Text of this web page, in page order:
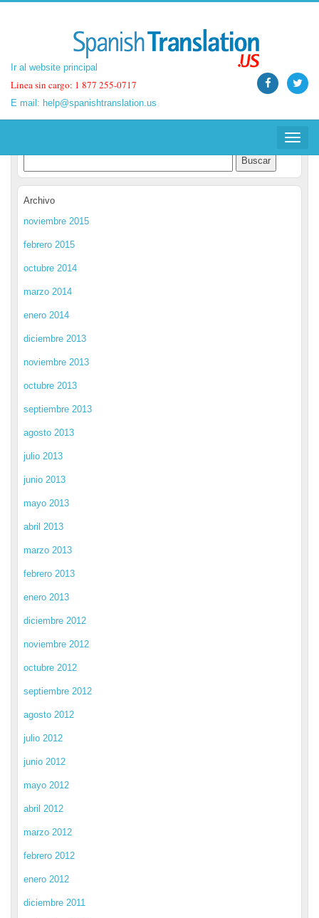
Ir al website principal
Linea sin cargo: 1 877 255-0717
E mail: help@spanishtranslation.us
Toggle
Ir al website principal
Linea sin cargo: 1 877 255-0717
E mail: help@spanishtranslation.us
Toggle
Spanish Translation Blog
Archivo
noviembre 2015
febrero 2015
octubre 2014
marzo 2014
enero 2014
diciembre 2013
noviembre 2013
octubre 2013
septiembre 2013
agosto 2013
julio 2013
junio 2013
mayo 2013
abril 2013
marzo 2013
febrero 2013
enero 2013
diciembre 2012
noviembre 2012
octubre 2012
septiembre 2012
agosto 2012
julio 2012
junio 2012
mayo 2012
abril 2012
marzo 2012
febrero 2012
enero 2012
diciembre 2011